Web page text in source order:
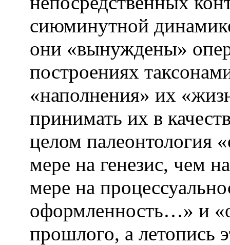
сиюминутной
они «вынуждены»
построениях
«наполнения» их
принимать их в
целом палеонтология
мере на генезис, чем
мере на
оформленность…» и
прошлого, а летопись